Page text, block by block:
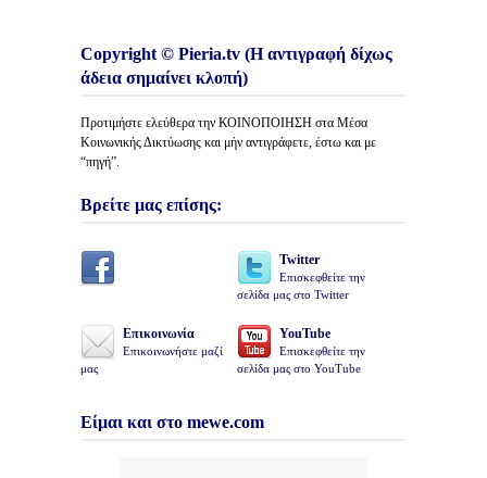
Copyright © Pieria.tv (Η αντιγραφή δίχως
άδεια σημαίνει κλοπή)
Προτιμήστε ελεύθερα την ΚΟΙΝΟΠΟΙΗΣΗ στα Μέσα
Κοινωνικής Δικτύωσης και μήν αντιγράφετε, έστω και με
“πηγή”.
Βρείτε μας επίσης:
Twitter
Επισκεφθείτε την
σελίδα μας στο Twitter
Επικοινωνία
Επικοινωνήστε μαζί
μας
YouTube
Επισκεφθείτε την
σελίδα μας στο YouTube
Είμαι και στο mewe.com